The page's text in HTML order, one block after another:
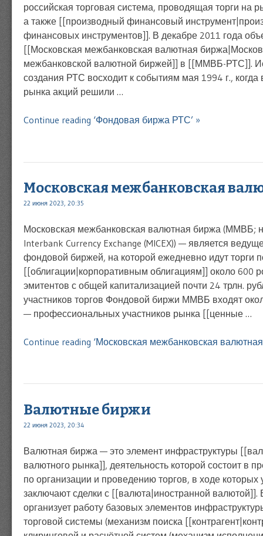
российская торговая система, проводящая торги на
а также [[производный финансовый
финансовых инструментов]]. В декабре 2011 года
[[Московская межбанковская валютная
межбанковской валютной биржей]] в [[ММВБ-РТС]].
создания РТС восходит к событиям мая 1994 г.,
рынка акций решили …
Continue reading ‘Фондовая биржа РТС’ »
Московская межбанковская
22 июня 2023, 20:35
Московская межбанковская валютная биржа (ММВБ;
Interbank Currency Exchange (MICEX)) — является
фондовой биржей, на которой ежедневно идут торги
[[облигации|корпоративным облигациям]] около 600
эмитентов с общей капитализацией почти 24 трлн.
участников торгов Фондовой биржи ММВБ входят
— профессиональных участников рынка [[ценные …
Continue reading ‘Московская межбанковская
Валютные биржи
22 июня 2023, 20:34
Валютная биржа — это элемент инфраструктуры
валютного рынка]], деятельность которой состоит в
по организации и проведению торгов, в ходе которых
заключают сделки с [[валюта|иностранной
организует работу базовых элементов
торговой системы (механизм поиска